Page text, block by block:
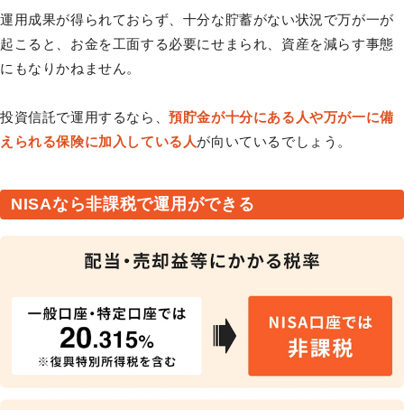
運用成果が得られておらず、十分な貯蓄がない状況で万が一が
起こると、お金を工面する必要にせまられ、資産を減らす事態
にもなりかねません。
投資信託で運用するなら、預貯金が十分にある人や万が一に備
えられる保険に加入している人が向いているでしょう。
NISAなら非課税で運用ができる